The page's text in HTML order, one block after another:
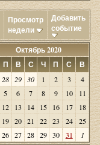
Просмотр
недели
Добавить
событие
Октябрь 2020
П
В С Ч П С В
28 29 30 1 2 3 4
5 6 7 8 9 10 11
12 13 14 15 16 17 18
19 20 21 22 23 24 25
26 27 28 29 30 31 1